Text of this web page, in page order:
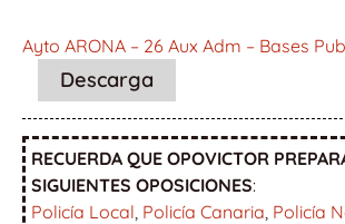
Ayto ARONA – 26 Aux Adm – Bases
Descarga
RECUERDA QUE OPOVICTOR
SIGUIENTES OPOSICIONES:
Policía Local Policía Canaria Policía